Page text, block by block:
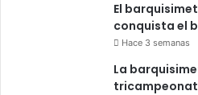
El
conquista el
Hace 3 semanas
La